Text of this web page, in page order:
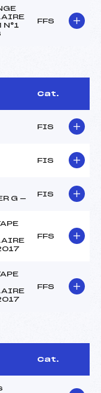
N°1
FFS
Cat.
FIS
FIS
G —
FIS
FFS
FFS
Cat.